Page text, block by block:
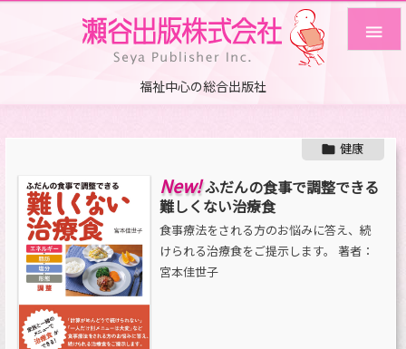
福祉中心の総合出版社

 健康
New!ふだんの食事で調整できる
難しくない治療食
食事療法をされる方のお悩みに答え、続
けられる治療食をご提示します。 著者：
宮本佳世子